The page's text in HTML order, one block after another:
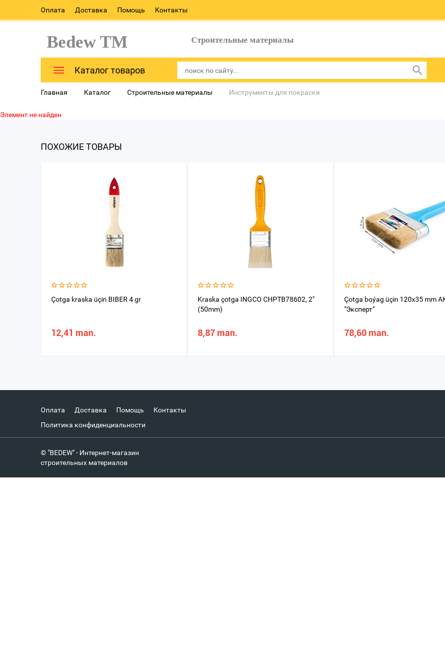
Оплата Доставка Помощь Контакты
Bedew TM Строительные материалы
Каталог товаров
Главная Каталог Строительные материалы Инструменты для покраски
Элемент не найден
ПОХОЖИЕ ТОВАРЫ
Çotga kraska üçin BIBER 4 gr
12,41 man.
Kraska çotga INGCO CHPTB78602, 2"
(50mm)
8,87 man.
Çotga boýag üçin 120х35 mm
"Эксперт"
78,60 man.
Оплата Доставка Помощь
Контакты
Политика конфиденциальности
© "BEDEW" - Интернет-магазин
строительных материалов